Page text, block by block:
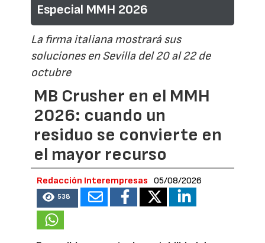
Especial MMH 2026
La firma italiana mostrará sus
soluciones en Sevilla del 20 al 22 de
octubre
MB Crusher en el MMH
2026: cuando un
residuo se convierte en
el mayor recurso
Redacción Interempresas 05/08/2026
538